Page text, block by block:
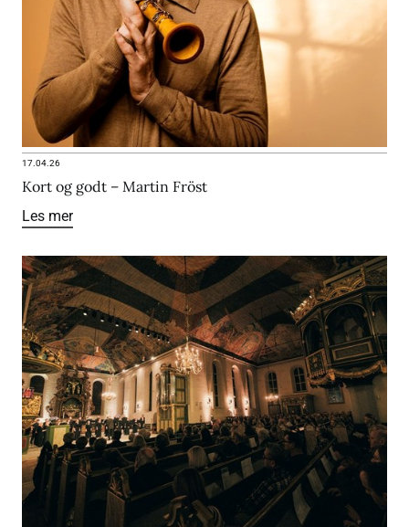
17.04.26
Kort og godt – Martin Fröst
Les mer